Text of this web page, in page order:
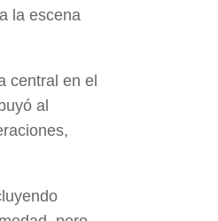
la escena
central en el
al